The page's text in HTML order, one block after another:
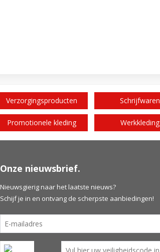
Verzorgingsproducten Schrijfwaren
Promotionele kleding Werkkleding
Onze nieuwsbrief.
Nieuwsgierig naar het laatste nieuws?
Schijf je in en ontvang de scherpste aanbiedingen!